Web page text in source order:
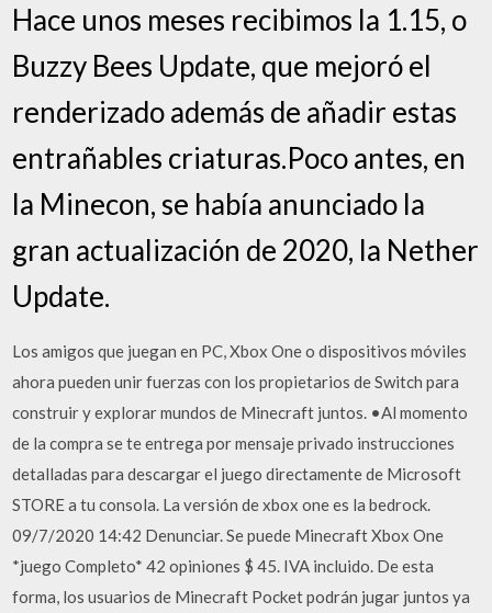
Hace unos meses recibimos la 1.15, o
Buzzy Bees Update, que mejoró el
renderizado además de añadir estas
entrañables criaturas.Poco antes, en
la Minecon, se había anunciado la
gran actualización de 2020, la Nether
Update.
Los amigos que juegan en PC, Xbox One o dispositivos móviles
ahora pueden unir fuerzas con los propietarios de Switch para
construir y explorar mundos de Minecraft juntos. •Al momento
de la compra se te entrega por mensaje privado instrucciones
detalladas para descargar el juego directamente de Microsoft
STORE a tu consola. La versión de xbox one es la bedrock.
09/7/2020 14:42 Denunciar. Se puede Minecraft Xbox One
*juego Completo* 42 opiniones $ 45. IVA incluido. De esta
forma, los usuarios de Minecraft Pocket podrán jugar juntos ya